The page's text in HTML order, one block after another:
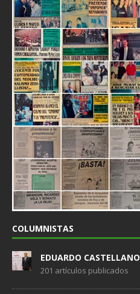
COLUMNISTAS
EDUARDO
201 artículos publicados